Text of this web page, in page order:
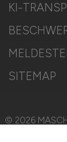
KI-
SITEMAP
© 2026